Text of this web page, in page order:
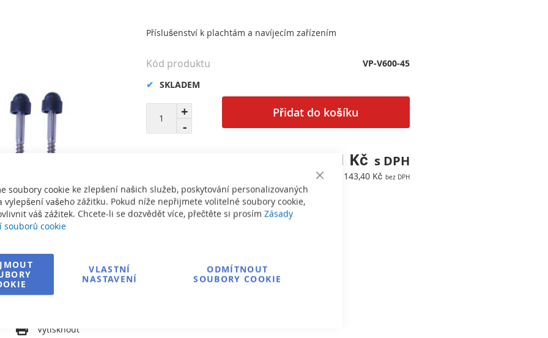
Close
soubory cookie ke zlepšení našich služeb, poskytování personalizovaných
vylepšení vašeho zážitku. Pokud níže nepřijmete volitelné soubory cookie,
váš zážitek. Chcete-li se dozvědět více, přečtěte si prosím Zásady
souborů cookie
VLASTNÍ
NASTAVENÍ
ODMÍTNOUT
SOUBORY COOKIE
Vytisknout
Příslušenství k plachtám a navíjecím zařízením
Přidat do košíku
173,51 Kč
143,40 Kč
SKLADEM
Kód produktu VP-V600-45
Informace o dopravě